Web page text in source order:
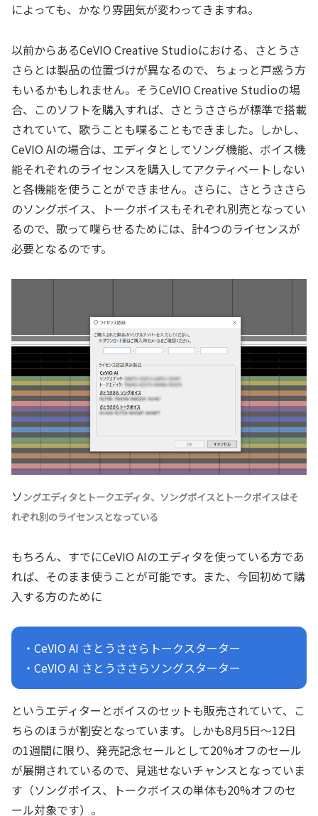
によっても、かなり雰囲気が変わってきますね。
以前からあるCeVIO Creative Studioにおける、さとうさ
さらとは製品の位置づけが異なるので、ちょっと戸惑う方
もいるかもしれません。そうCeVIO Creative Studioの場
合、このソフトを購入すれば、さとうささらが標準で搭載
されていて、歌うことも喋ることもできました。しかし、
CeVIO AIの場合は、エディタとしてソング機能、ボイス機
能それぞれのライセンスを購入してアクティベートしない
と各機能を使うことができません。さらに、さとうささら
のソングボイス、トークボイスもそれぞれ別売となってい
るので、歌って喋らせるためには、計4つのライセンスが
必要となるのです。
ソ ングエディタとトークエディタ、ソングボイスとトークボイスはそ
れぞれ別のライセンスとなっている
もちろん、すでにCeVIO AIのエディタを使っている方であ
れば、そのまま使うことが可能です。また、今回初めて購
入する方のために
・CeVIO AI さとうささらトークスターター
・CeVIO AI さとうささらソングスターター
というエディターとボイスのセットも販売されていて、こ
ちらのほうが割安となっています。しかも8月5日～12日
の1週間に限り、発売記念セールとして20%オフのセール
が展開されているので、見逃せないチャンスとなっていま
す（ソングボイス、トークボイスの単体も20%オフのセ
ール対象です）。